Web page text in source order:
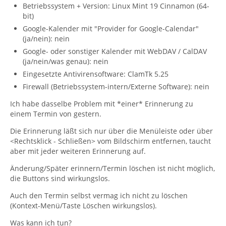
Betriebssystem + Version: Linux Mint 19 Cinnamon (64-
bit)
Google-Kalender mit "Provider for Google-Calendar"
(ja/nein): nein
Google- oder sonstiger Kalender mit WebDAV / CalDAV
(ja/nein/was genau): nein
Eingesetzte Antivirensoftware: ClamTk 5.25
Firewall (Betriebssystem-intern/Externe Software): nein
Ich habe dasselbe Problem mit *einer* Erinnerung zu
einem Termin von gestern.
Die Erinnerung läßt sich nur über die Menüleiste oder über
<Rechtsklick - Schließen> vom Bildschirm entfernen, taucht
aber mit jeder weiteren Erinnerung auf.
Änderung/Später erinnern/Termin löschen ist nicht möglich,
die Buttons sind wirkungslos.
Auch den Termin selbst vermag ich nicht zu löschen
(Kontext-Menü/Taste Löschen wirkungslos).
Was kann ich tun?